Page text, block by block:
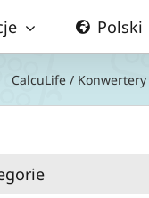
Polski
CalcuLife / Konwertery